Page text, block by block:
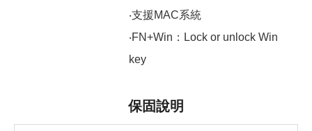
‧支援MAC系統
‧FN+Win：Lock or unlock Win
key
保固說明